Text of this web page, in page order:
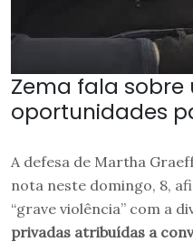
Zema fala
oportunidades
A defesa de Martha
nota neste domingo, 8,
“grave violência” com a
privadas atribuídas a